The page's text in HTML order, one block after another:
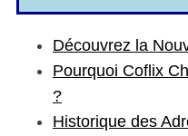
Découvrez la
Pourquoi Coflix
?
Historique des